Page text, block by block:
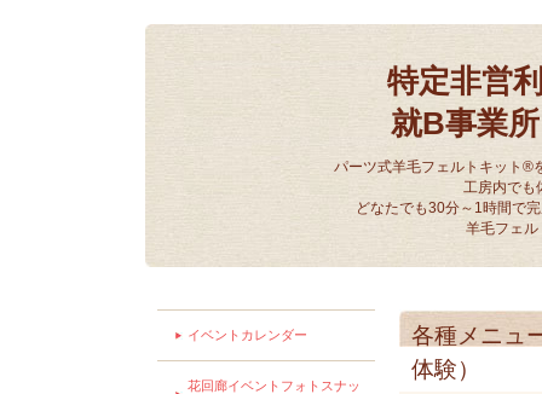
特定非営
就B事業
パーツ式羊毛フェルトキット®
工房内でも
どなたでも30分～1時間で
羊毛フェ
各種メニュ
体験）
イベントカレンダー
花回廊イベントフォトスナッ